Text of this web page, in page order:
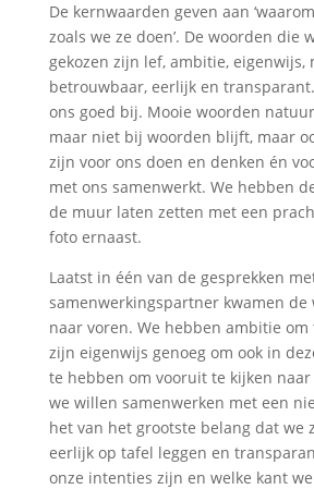
De kernwaarden geven aan
zoals we ze doen’. De woorden die
gekozen zijn lef, ambitie, eigenwijs,
betrouwbaar, eerlijk en
ons goed bij. Mooie woorden
maar niet bij woorden blijft, maar
zijn voor ons doen en denken én
met ons samenwerkt. We hebben
de muur laten zetten met een
foto ernaast.
Laatst in één van de gesprekken
samenwerkingspartner kwamen de
naar voren. We hebben ambitie om
zijn eigenwijs genoeg om ook in
te hebben om vooruit te kijken naar
we willen samenwerken met een
het van het grootste belang dat we
eerlijk op tafel leggen en
onze intenties zijn en welke kant